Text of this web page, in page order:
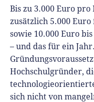
Lohnsoftware
Weitere Tools &
Vergleiche
Marke, AGB &
Geschäftskonto
Richtig versichern
Steuerberatung
Software
Bis zu 3.000 Euro
zusätzlich 5.000
sowie 10.000 Euro
– und das für ein
Hochschulgründer,
sich nicht von